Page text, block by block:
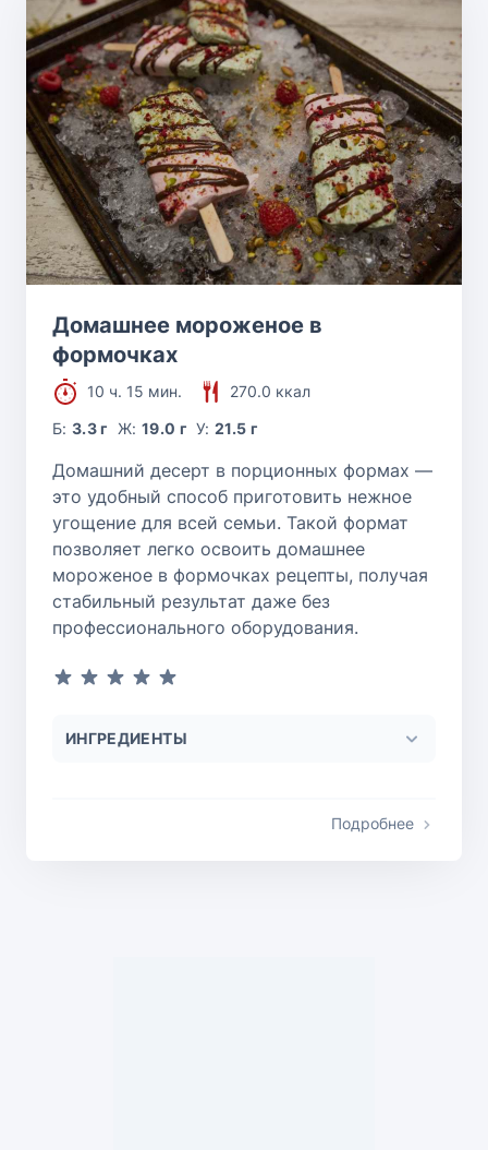
Домашнее мороженое в
формочках
10 ч. 15 мин.
270.0 ккал
Б:3.3 г Ж: 19.0 г У:21.5 г
Домашний десерт в порционных формах —
это удобный способ приготовить нежное
угощение для всей семьи. Такой формат
позволяет легко освоить домашнее
мороженое в формочках рецепты, получая
стабильный результат даже без
профессионального оборудования.
ИНГРЕДИЕНТЫ
Подробнее